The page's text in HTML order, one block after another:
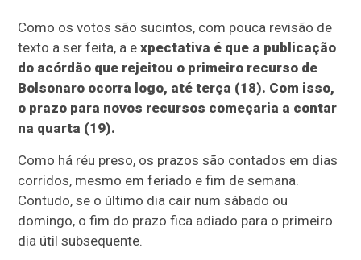
Como os votos são sucintos, com pouca revisão de
texto a ser feita, a expectativa é que a publicação
do acórdão que rejeitou o primeiro recurso de
Bolsonaro ocorra logo, até terça (18). Com isso,
o prazo para novos recursos começaria a contar
na quarta (19).
Como há réu preso, os prazos são contados em dias
corridos, mesmo em feriado e fim de semana.
Contudo, se o último dia cair num sábado ou
domingo, o fim do prazo fica adiado para o primeiro
dia útil subsequente.